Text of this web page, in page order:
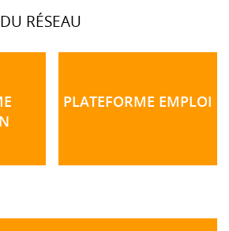
RÉSEAU
PLATEFORME EMPLOI